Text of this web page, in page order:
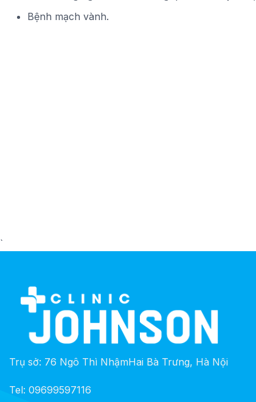
Bệnh mạch vành.
`
Trụ sở: 76 Ngô Thì NhậmHai Bà Trưng, Hà Nội
Tel: 09699597116